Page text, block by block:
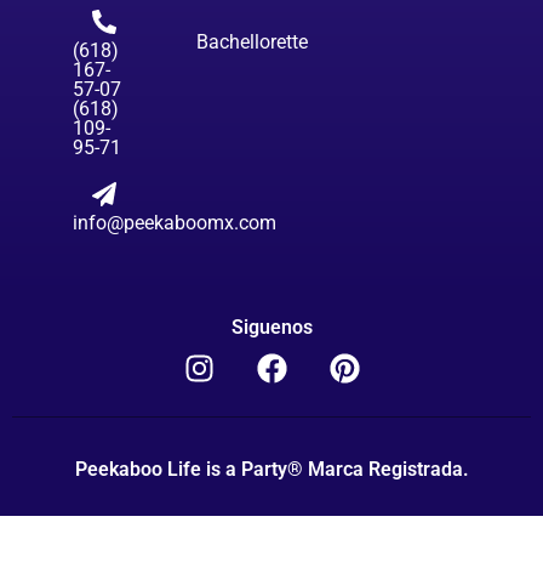
(618)
167-
57-07
(618)
109-
95-71
info@peekaboomx.com
Bachellorette
Siguenos
Peekaboo Life is a Party® Marca Registrada.